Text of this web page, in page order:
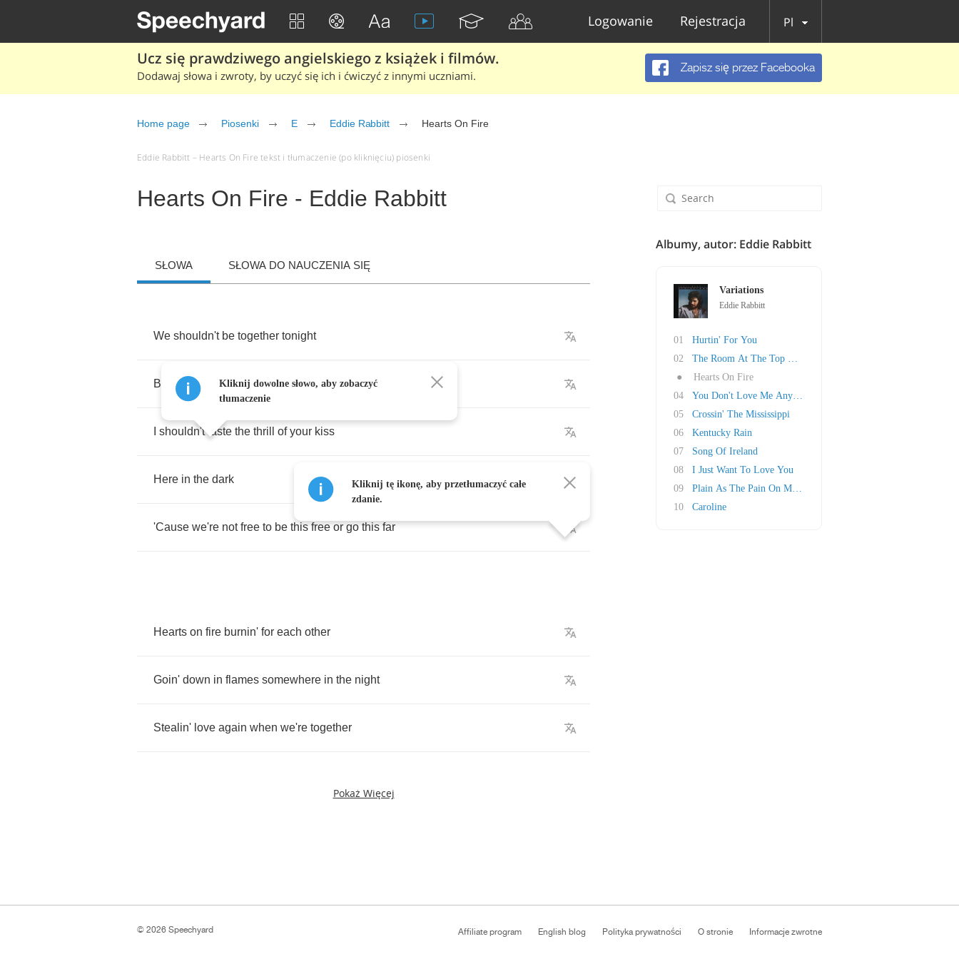
Logowanie Rejestracja Pl
Ucz się prawdziwego angielskiego z książek i filmów.
Dodawaj słowa i zwroty, by uczyć się ich i ćwiczyć z innymi uczniami.
Zapisz się przez Facebooka
Home page Piosenki E Eddie Rabbitt Hearts On Fire
Eddie Rabbitt – Hearts On Fire tekst i tłumaczenie (po kliknięciu) piosenki
Hearts On Fire - Eddie Rabbitt
SŁOWA SŁOWA DO NAUCZENIA SIĘ
We shouldn't be together tonight
But here we are
shouldn't taste the thrill of your kiss
Here in the dark
'Cause we're not free to be this free or go this far
Hearts on fire burnin' for each other
Goin' down in flames somewhere in the night
Stealin' love again when we're together
Pokaż Więcej
Kliknij dowolne słowo, aby zobaczyć
tłumaczenie
Kliknij tę ikonę, aby przetłumaczyć całe
zdanie.
Albumy, autor: Eddie Rabbitt
Variations
Eddie Rabbitt
01
Hurtin' For You
02
The Room At The Top Of The Stairs
●
Hearts On Fire
04
You Don't Love Me Anymore
05
Crossin' The Mississippi
06
Kentucky Rain
07
Song Of Ireland
08
I Just Want To Love You
09
Plain As The Pain On My Face
10
Caroline
Affiliate program English blog Polityka prywatności O stronie Informacje zwrotne
© 2026 Speechyard